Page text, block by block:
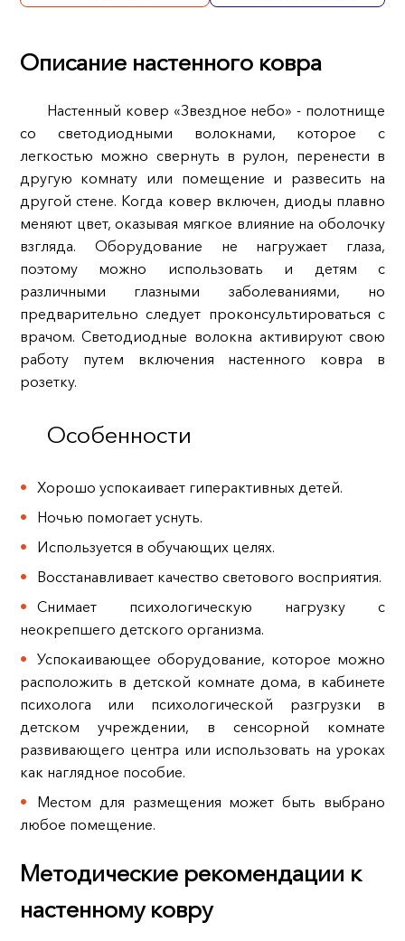
Описание настенного ковра
Настенный ковер «Звездное небо» - полотнище
со светодиодными волокнами, которое с
легкостью можно свернуть в рулон, перенести в
другую комнату или помещение и развесить на
другой стене. Когда ковер включен, диоды плавно
меняют цвет, оказывая мягкое влияние на оболочку
взгляда. Оборудование не нагружает глаза,
поэтому можно использовать и детям с
различными глазными заболеваниями, но
предварительно следует проконсультироваться с
врачом. Светодиодные волокна активируют свою
работу путем включения настенного ковра в
розетку.
Особенности
Хорошо успокаивает гиперактивных детей.
Ночью помогает уснуть.
Используется в обучающих целях.
Восстанавливает качество светового восприятия.
Снимает психологическую нагрузку с
неокрепшего детского организма.
Успокаивающее оборудование, которое можно
расположить в детской комнате дома, в кабинете
психолога или психологической разгрузки в
детском учреждении, в сенсорной комнате
развивающего центра или использовать на уроках
как наглядное пособие.
Местом для размещения может быть выбрано
любое помещение.
Методические рекомендации к
настенному ковру